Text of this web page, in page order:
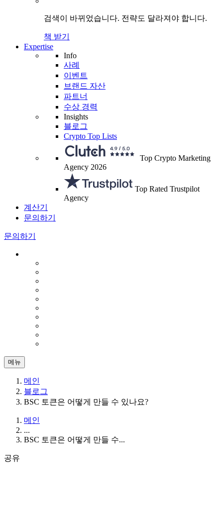
검색이 바뀌었습니다. 전략도 달라져야 합니다.
책 받기
Expertise
Info
사례
이벤트
브랜드 자산
파트너
수상 경력
Insights
블로그
Crypto Top Lists
Top Crypto Marketing
Agency 2026
Top Rated Trustpilot
Agency
계산기
문의하기
문의하기
메뉴
메인
블로그
BSC 토큰은 어떻게 만들 수 있나요?
메인
...
BSC 토큰은 어떻게 만들 수...
공유